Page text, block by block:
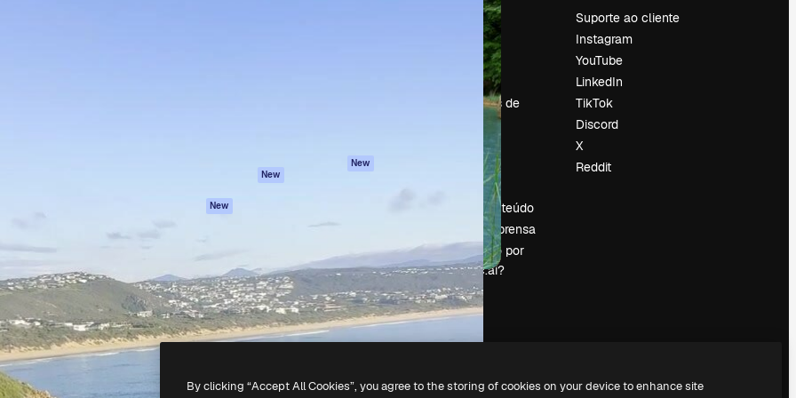
New
New
ferramentas
New
Empresas
Sobre nós
Reviews
Emprego
Tendências de
Slidesgo
Vender conteúdo
Sala de imprensa
Procurando por
magnific.ai?
Suporte ao cliente
Instagram
YouTube
LinkedIn
TikTok
Discord
X
Reddit
2026Freepik Company S.L.U.Todos os direitos reservados.
By clicking “Accept All Cookies”, you agree to the storing of cookies on your device to enhance site